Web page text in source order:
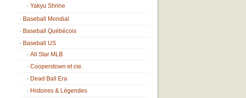
Yakyu Shrine
Baseball Mondial
Baseball Québécois
Baseball US
All Star MLB
Cooperstown et cie.
Dead Ball Era
Histoires & Légendes